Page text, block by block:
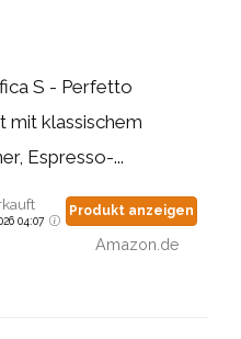
S - Perfetto
mit klassischem
Espresso-...
04:07
Produkt anzeigen
Amazon.de